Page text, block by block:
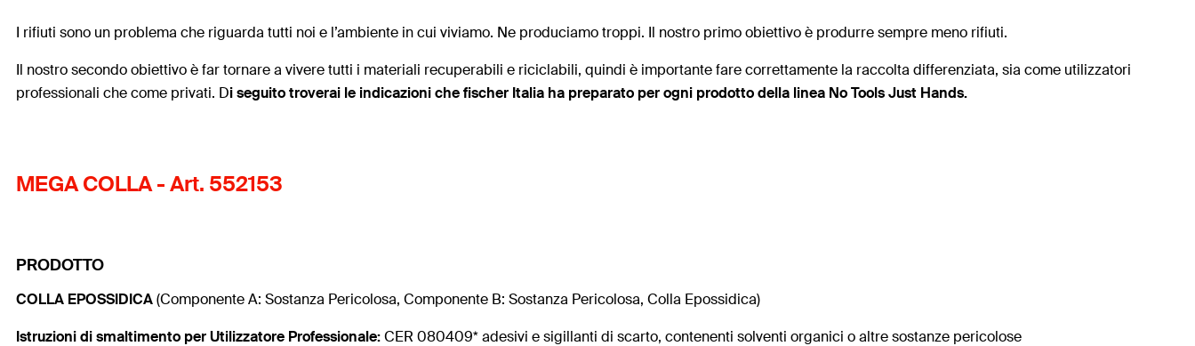
I rifiuti sono un problema che riguarda tutti noi e l’ambiente in cui viviamo. Ne produciamo troppi. Il nostro primo obiettivo è produrre sempre meno rifiuti.
Il nostro secondo obiettivo è far tornare a vivere tutti i materiali recuperabili e riciclabili, quindi è importante fare correttamente la raccolta differenziata, sia come utilizzatori
professionali che come privati. Di seguito troverai le indicazioni che fischer Italia ha preparato per ogni prodotto della linea No Tools Just Hands.
MEGA COLLA - Art. 552153
PRODOTTO
COLLA EPOSSIDICA(Componente A: Sostanza Pericolosa, Componente B: Sostanza Pericolosa, Colla Epossidica)
Istruzioni di smaltimento per Utilizzatore Professionale:CER 080409* adesivi e sigillanti di scarto, contenenti solventi organici o altre sostanze pericolose